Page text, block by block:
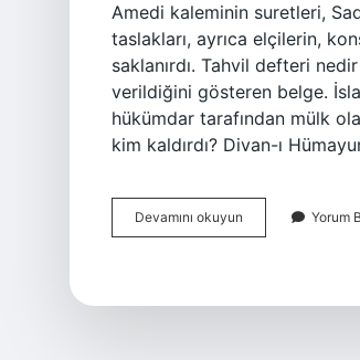
Amedi kaleminin suretleri,
taslakları, ayrıca elçilerin,
saklanırdı. Tahvil defteri
verildiğini gösteren belge.
hükümdar tarafından mülk
kim kaldırdı? Divan-ı
Devamını okuyun
Defteri
Yorum